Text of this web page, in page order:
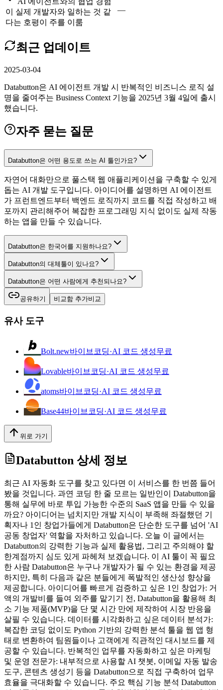
이 실제 개발자와 일하는 것 같
다는 호평이 주를 이룸
—
최근 업데이트
2025-03-04
Databutton은 AI 에이전트 개발 시 반복적인 비즈니스 로직 설
명을 줄여주는 Business Context 기능을 2025년 3월 4일에 출시
했습니다.
자주 묻는 질문
Databutton은 어떤 용도로 쓰는 AI 툴인가요?
자연어 대화만으로 풀스택 웹 애플리케이션을 구축할 수 있게
돕는 AI 개발 도구입니다. 아이디어를 설명하면 AI 에이전트
가 프런트엔드부터 백엔드 로직까지 코드를 직접 작성하고 배
포까지 관리해주어 복잡한 프로그래밍 지식 없이도 실제 작동
하는 앱을 만들 수 있습니다.
Databutton은 한국어를 지원하나요?
Databutton의 대체툴이 있나요?
Databutton은 어떤 사람에게 추천되나요?
공유하기 비교함 추가비교
유사 도구
Bolt.new바이브코딩·AI 코드 생성무료
Lovable바이브코딩·AI 코드 생성무료
atoms바이브코딩·AI 코드 생성무료
Base44바이브코딩·AI 코드 생성무료
위로 가기
Databutton 상세 정보
최근 AI 자동화 도구를 찾고 있다면 이 서비스를 한 번쯤 들어
봤을 것입니다. 과연 코딩 한 줄 모르는 일반인이 Databutton을
통해 실무에 바로 투입 가능한 수준의 SaaS 앱을 만들 수 있을
까요? 아이디어는 넘치지만 개발 지식이 부족해 좌절했던 기
획자나 1인 창업가들에게 Databutton은 단순한 도구를 넘어 'AI
공동 창업자' 역할을 자처하고 있습니다. 오늘 이 글에서는
Databutton의 강력한 기능과 실제 활용법, 그리고 주의해야 할
한계점까지 심도 있게 파헤쳐 보겠습니다. 이 AI 툴이 꼭 필요
한 사람 Databutton은 누구나 개발자가 될 수 있는 환경을 제공
하지만, 특히 다음과 같은 분들에게 폭발적인 생산성 향상을
제공합니다. 아이디어를 빠르게 검증하고 싶은 1인 창업가: 거
액의 개발비를 들여 외주를 맡기기 전, Databutton을 활용해 최
소 기능 제품(MVP)을 단 몇 시간 만에 제작하여 시장 반응을
살필 수 있습니다. 데이터를 시각화하고 싶은 데이터 분석가:
복잡한 코딩 없이도 Python 기반의 강력한 분석 툴을 웹 앱 형
태로 변환하여 팀원들이나 고객에게 직관적인 대시보드를 제
공할 수 있습니다. 반복적인 업무를 자동화하고 싶은 마케팅
및 운영 전문가: 내부적으로 사용할 AI 챗봇, 이메일 자동 발송
도구, 콘텐츠 생성기 등을 Databutton으로 직접 구축하여 업무
효율을 극대화할 수 있습니다. 주요 핵심 기능 분석 Databutton